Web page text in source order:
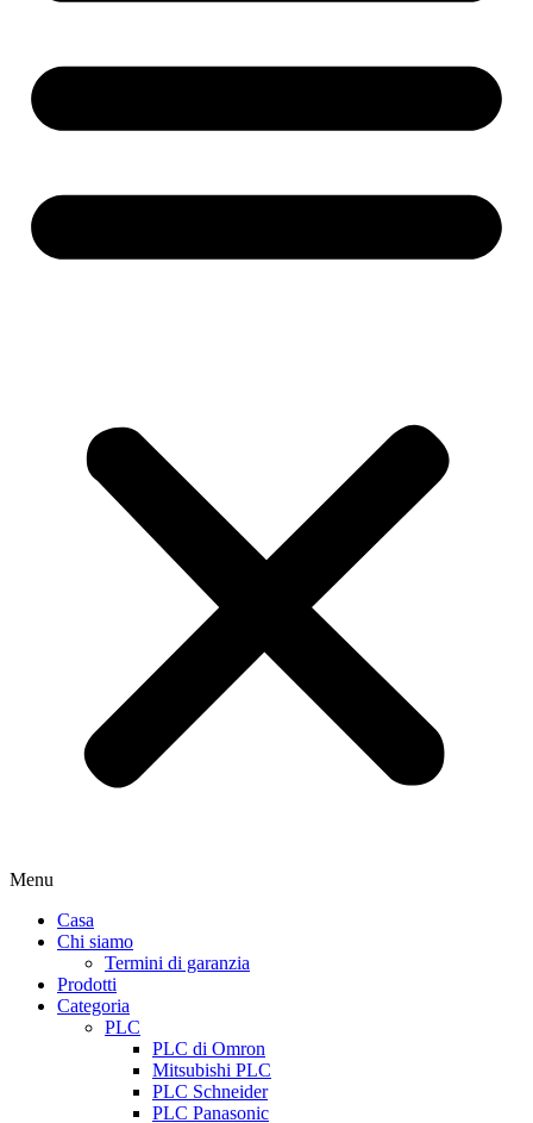
Menu
Casa
Chi siamo
Termini di garanzia
Prodotti
Categoria
PLC
PLC di Omron
Mitsubishi PLC
PLC Schneider
PLC Panasonic